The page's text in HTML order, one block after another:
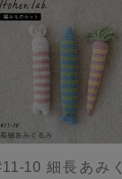
10 細長あみ